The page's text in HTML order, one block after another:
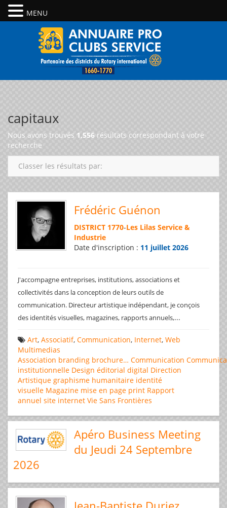
capitaux
Nous avons trouvés 1,556 résultats correspondant à votre
recherche
Classer les résultats par:
Frédéric Guénon
DISTRICT 1770-Les Lilas Service &
Industrie
Date d'inscription : 11 juillet 2026
J'accompagne entreprises, institutions, associations et
collectivités dans la conception de leurs outils de
communication. Directeur artistique indépendant, je conçois
des identités visuelles, magazines, rapports annuels,...
Art, Associatif, Communication, Internet, Web
Multimedias
Association branding brochure… Communication
institutionnelle Design éditorial digital Direction
Artistique graphisme humanitaire identité
visuelle Magazine mise en page print Rapport
annuel site internet Vie Sans Frontières
Apéro Business Meeting
du Jeudi 24 Septembre
2026
MENU